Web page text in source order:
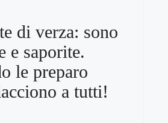
di verza: sono
e saporite.
le preparo
a tutti!